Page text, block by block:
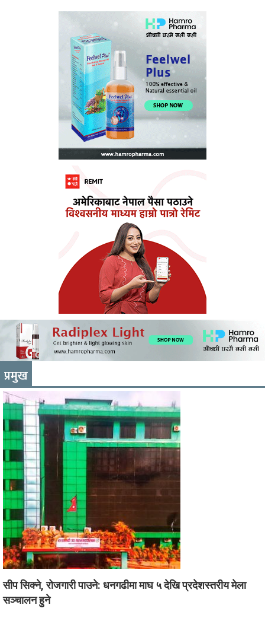
प्रमुख
सीप सिक्ने, रोजगारी पाउने: धनगढीमा माघ ५ देखि प्रदेशस्तरीय मेला
सञ्चालन हुने